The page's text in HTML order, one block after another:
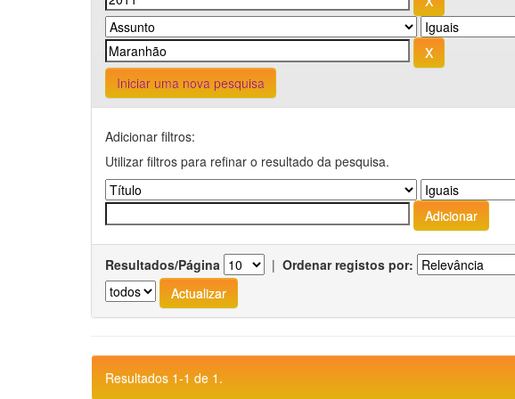
Iniciar uma nova pesquisa
Adicionar filtros:
Utilizar filtros para refinar o resultado da pesquisa.
Resultados/Página | Ordenar registos por:
Resultados 1-1 de 1.